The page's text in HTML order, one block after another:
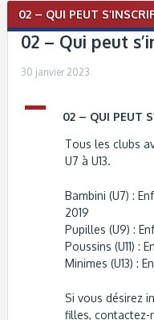
02 – QUI PEUT
02 – Qui peut
30 janvier 2023
A
02 – QUI PEUT
Tous les clubs
U7 à U13.
Bambini (U7) :
2019
Pupilles (U9) :
Poussins (U11) :
Minimes (U13) :
Si vous désirez
filles, contactez-
Post
navigation